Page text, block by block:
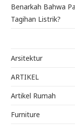
Benarkah Bahwa
Tagihan Listrik?
Arsitektur
ARTIKEL
Artikel Rumah
Furniture